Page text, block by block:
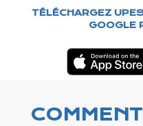
TÉLÉCHARGEZ
GOOGLE